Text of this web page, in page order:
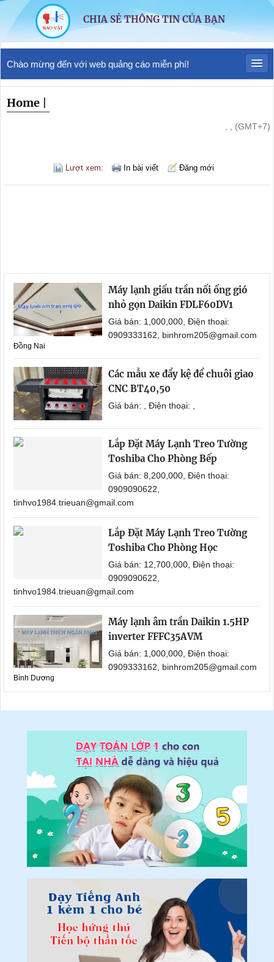
CHIA SẺ THÔNG TIN CỦA BẠN
Chào mừng đến với web quảng cáo miễn phí!
Home
, , (GMT+7)
Lượt xem: In bài viết Đăng mới
Máy lạnh giấu trần nối ống gió
nhỏ gọn Daikin FDLF60DV1
Giá bán: 1,000,000, Điện thoại:
0909333162, binhrom205@gmail.com
Đồng Nai
Các mẫu xe đẩy kệ để chuôi giao
CNC BT40,50
Giá bán: , Điện thoại: ,
Lắp Đặt Máy Lạnh Treo Tường
Toshiba Cho Phòng Bếp
Giá bán: 8,200,000, Điện thoại:
0909090622,
tinhvo1984.trieuan@gmail.com
Lắp Đặt Máy Lạnh Treo Tường
Toshiba Cho Phòng Học
Giá bán: 12,700,000, Điện thoại:
0909090622,
tinhvo1984.trieuan@gmail.com
Máy lạnh âm trần Daikin 1.5HP
inverter FFFC35AVM
Giá bán: 1,000,000, Điện thoại:
0909333162, binhrom205@gmail.com
Bình Dương